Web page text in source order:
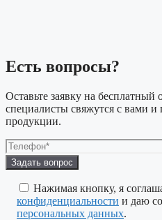
Есть вопросы?
Оставьте заявку на
специалисты свяжутся с вами и
продукции.
Оставьте
это
поле
пустым.
Нажимая кнопку, я
конфиденциальности и даю
персональных данных.